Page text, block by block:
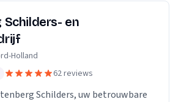
Schilders- en
Holland
62 reviews
Schilders, uw betrouwbare